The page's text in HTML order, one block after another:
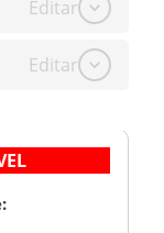
Editar
Editar